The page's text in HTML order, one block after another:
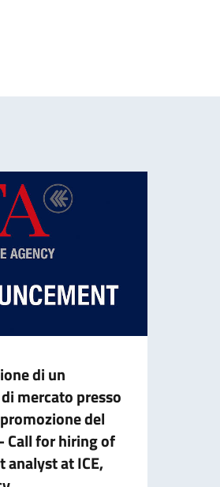
di un
mercato presso
del
Call for hiring of
analyst at ICE,